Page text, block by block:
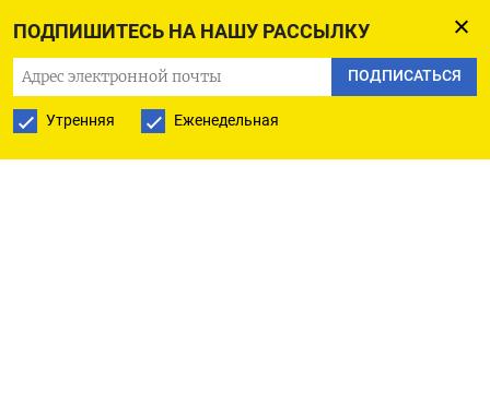
ПОДПИШИТЕСЬ НА НАШУ РАССЫЛКУ
ПОДПИСАТЬСЯ
Утренняя Еженедельная
код, чтобы получить исходные сообщения. ** Ван
Тао является техническим аналитиком Рейтер
по сырьевым и энергетическим рынкам и
выражает собственное мнение. Информация в